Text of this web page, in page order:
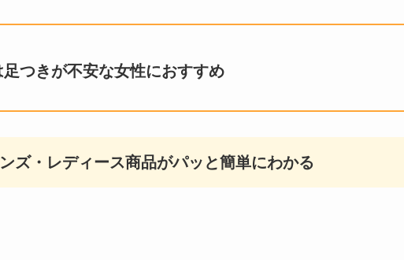
足つきが不安な女性におすすめ
ズ・レディース商品がパッと簡単にわかる